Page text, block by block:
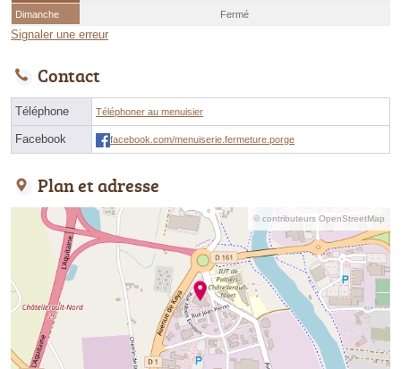
Dimanche
Fermé
Signaler une erreur
Contact
Téléphone Téléphoner au menuisier
Facebook facebook.com/menuiserie.fermeture.porge
Plan et adresse
© contributeurs OpenStreetMap